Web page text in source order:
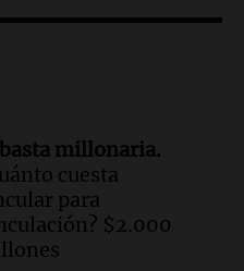
"Sin Jorge, no sé si
adonde llegó"
millonaria.
cuesta
para
$2.000